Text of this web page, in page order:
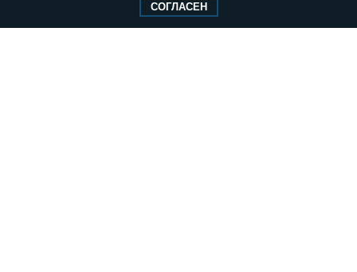
Свидетельство о регистрации Эл № ФС77-
СОГЛАСЕН